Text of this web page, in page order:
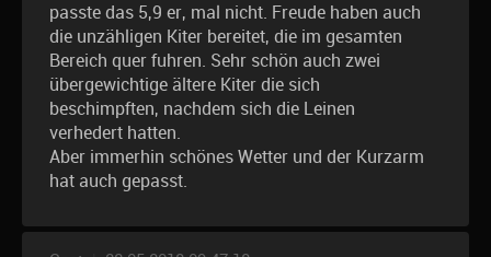
passte das 5,9 er, mal nicht. Freude haben auch
die unzähligen Kiter bereitet, die im gesamten
Bereich quer fuhren. Sehr schön auch zwei
übergewichtige ältere Kiter die sich
beschimpften, nachdem sich die Leinen
verhedert hatten.
Aber immerhin schönes Wetter und der Kurzarm
hat auch gepasst.